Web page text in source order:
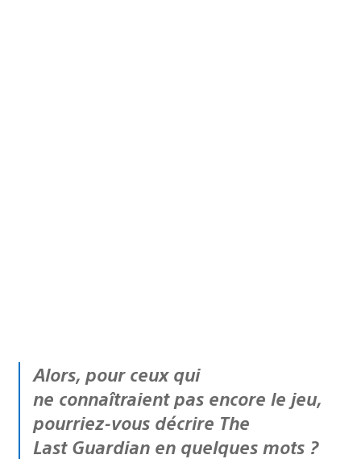
Alors, pour ceux qui
ne connaîtraient pas encore le jeu,
pourriez-vous décrire The
Last Guardian en quelques mots ?